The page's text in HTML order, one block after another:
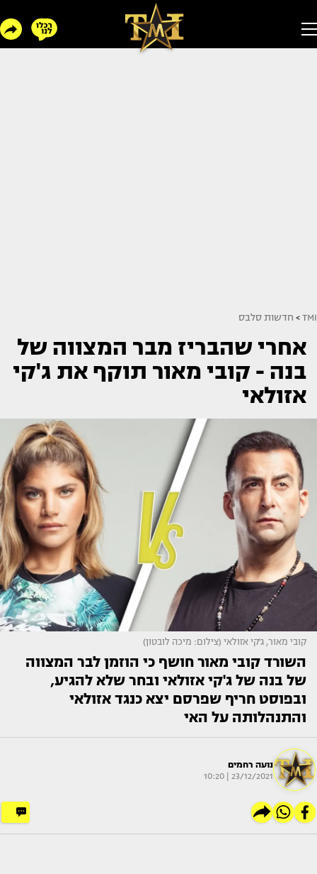
TMI
> חדשות סלבס
אחרי שהבריז מבר המצווה של
בנה - קובי מאור תוקף את ג'קי
אזולאי
קובי מאור, ג'קי אזולאי (צילום: מיכה לובטון)
השורד קובי מאור חושף כי הוזמן לבר המצווה
של בנה של ג'קי אזולאי ובחר שלא להגיע,
ובפוסט חריף שפרסם יצא כנגד אזולאי
והתנהלותה על האי
נועה רחמים
23/12/2021 | 10:20